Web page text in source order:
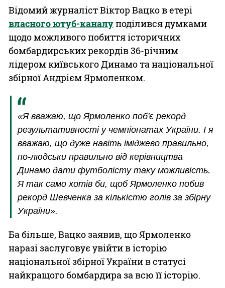
Відомий журналіст Віктор Вацко в етері
власного ютуб-каналуподілився думками
щодо можливого побиття історичних
бомбардирських рекордів 36-річним
лідером київського Динамо та національної
збірної Андрієм Ярмоленком.
«Я вважаю, що Ярмоленко поб'є рекорд
результативності у чемпіонатах України. І я
вважаю, що дуже навіть іміджево правильно,
по-людськи правильно від керівництва
Динамо дати футболісту таку можливість.
Я так само хотів би, щоб Ярмоленко побив
рекорд Шевченка за кількістю голів за збірну
України».
Ба більше, Вацко заявив, що Ярмоленко
наразі заслуговує увійти в історію
національної збірної України в статусі
найкращого бомбардира за всю її історію.